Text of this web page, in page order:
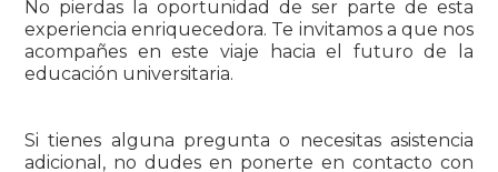
No pierdas la oportunidad de ser parte de esta
experiencia enriquecedora. Te invitamos a que nos
acompañes en este viaje hacia el futuro de la
educación universitaria.
Si tienes alguna pregunta o necesitas asistencia
adicional, no dudes en ponerte en contacto con